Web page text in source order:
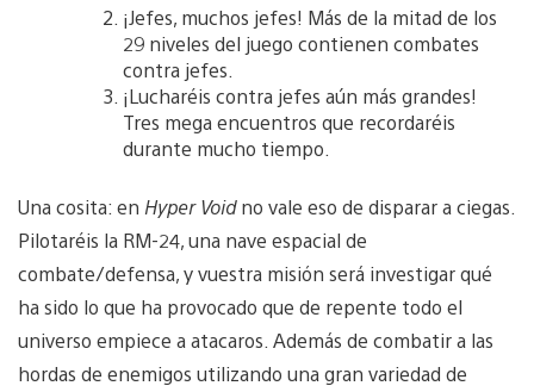
¡Jefes, muchos jefes! Más de la mitad de los
29 niveles del juego contienen combates
contra jefes.
¡Lucharéis contra jefes aún más grandes!
Tres mega encuentros que recordaréis
durante mucho tiempo.
Una cosita: en Hyper Voidno vale eso de disparar a ciegas.
Pilotaréis la RM-24, una nave espacial de
combate/defensa, y vuestra misión será investigar qué
ha sido lo que ha provocado que de repente todo el
universo empiece a atacaros. Además de combatir a las
hordas de enemigos utilizando una gran variedad de